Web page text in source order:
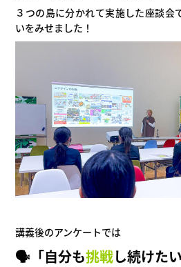
３つの島に分かれて実施した座談会
いをみせました！
講義後のアンケートでは
🗣 「自分も挑戦し続けた